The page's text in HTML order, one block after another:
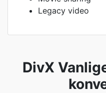
Legacy video
DivX